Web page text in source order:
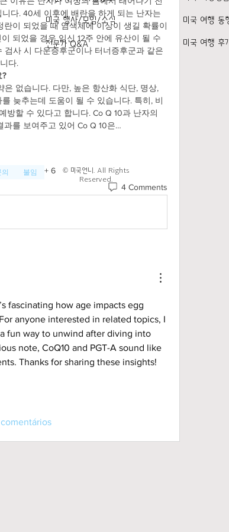
다. 40세 이후에 배란을 하게 되는 난자는
이 되었을 때 염색체에 이상이 생길 확률이
되었을 경우 임신 12주 안에 유산이 될 수
검사 시 다운증후군이나 터너증후군과 같은
다.
없습니다. 다만, 높은 항산화 식단, 명상,
늦추는데 도움이 될 수 있습니다. 특히, 비
방할 수 있다고 합니다. Co Q 10과 난자의
과를 보여주고 있어 Co Q 10은…
불임 + 6
4 Comments
fascinating how age impacts egg
anyone interested in related topics, I
fun way to unwind after diving into
note, CoQ10 and PGT-A sound like
Thanks for sharing these insights!
미국 행사/모임/소식
전문가 Q&A
미국 여행 동
미국 여행 후기
© 미국언니. All Rights
Reserved.